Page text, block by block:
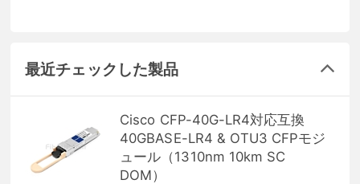
最近チェックした製品
Cisco CFP-40G-LR4対応互換
40GBASE-LR4 & OTU3 CFPモジ
ュール（1310nm 10km SC
DOM）